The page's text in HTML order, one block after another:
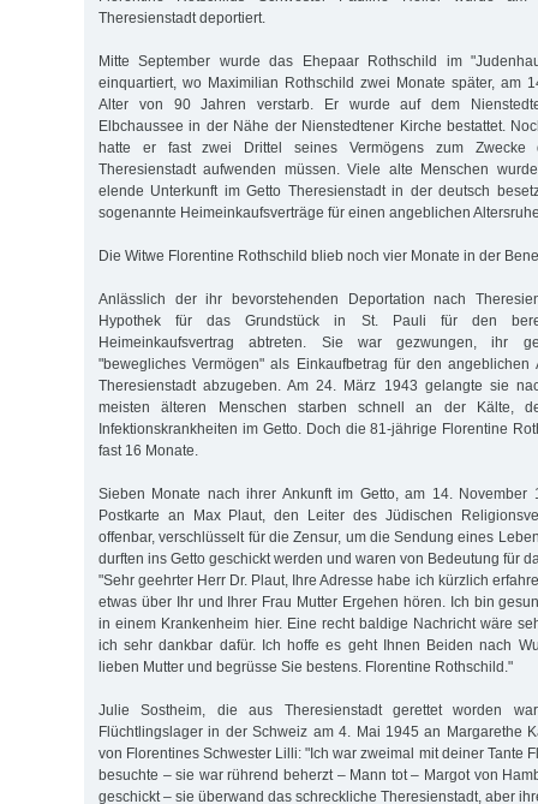
Theresienstadt deportiert.
Mitte September wurde das Ehepaar Rothschild im
einquartiert, wo Maximilian Rothschild zwei Monate später, am
Alter von 90 Jahren verstarb. Er wurde auf dem
Elbchaussee in der Nähe der Nienstedtener Kirche bestattet.
hatte er fast zwei Drittel seines Vermögens zum Zwecke
Theresienstadt aufwenden müssen. Viele alte Menschen
elende Unterkunft im Getto Theresienstadt in der deutsch
sogenannte Heimeinkaufsverträge für einen angeblichen
Die Witwe Florentine Rothschild blieb noch vier Monate in der
Anlässlich der ihr bevorstehenden Deportation nach
Hypothek für das Grundstück in St. Pauli für den
Heimeinkaufsvertrag abtreten. Sie war gezwungen, ihr
"bewegliches Vermögen" als Einkaufbetrag für den angeblichen
Theresienstadt abzugeben. Am 24. März 1943 gelangte sie
meisten älteren Menschen starben schnell an der Kälte,
Infektionskrankheiten im Getto. Doch die 81-jährige Florentine
fast 16 Monate.
Sieben Monate nach ihrer Ankunft im Getto, am 14. November
Postkarte an Max Plaut, den Leiter des Jüdischen
offenbar, verschlüsselt für die Zensur, um die Sendung eines
durften ins Getto geschickt werden und waren von Bedeutung für
"Sehr geehrter Herr Dr. Plaut, Ihre Adresse habe ich kürzlich
etwas über Ihr und Ihrer Frau Mutter Ergehen hören. Ich bin
in einem Krankenheim hier. Eine recht baldige Nachricht wäre
ich sehr dankbar dafür. Ich hoffe es geht Ihnen Beiden nach
lieben Mutter und begrüsse Sie bestens. Florentine Rothschild."
Julie Sostheim, die aus Theresienstadt gerettet worden
Flüchtlingslager in der Schweiz am 4. Mai 1945 an Margarethe
von Florentines Schwester Lilli: "Ich war zweimal mit deiner Tante
besuchte – sie war rührend beherzt – Mann tot – Margot von
geschickt – sie überwand das schreckliche Theresienstadt, aber